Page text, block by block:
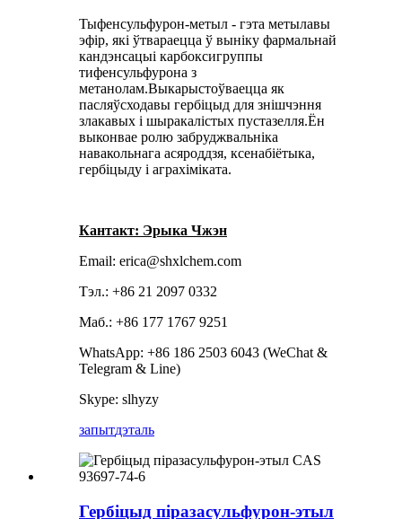
Тыфенсульфурон-метыл - гэта метылавы
эфір, які ўтвараецца ў выніку фармальнай
кандэнсацыі карбоксигруппы
тифенсульфурона з
метанолам.Выкарыстоўваецца як
пасляўсходавы гербіцыд для знішчэння
злакавых і шыракалістых пустазелля.Ён
выконвае ролю забруджвальніка
навакольнага асяроддзя, ксенабіётыка,
гербіцыду і аграхіміката.
Кантакт: Эрыка Чжэн
Email: erica@shxlchem.com
Тэл.: +86 21 2097 0332
Маб.: +86 177 1767 9251
WhatsApp: +86 186 2503 6043 (WeChat &
Telegram & Line)
Skype: slhyzy
запытдэталь
Гербіцыд піразасульфурон-этыл